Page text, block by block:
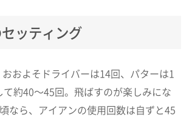
ッティング
およそドライバーは14回、パターは1
約40～45回。飛ばすのが楽しみにな
なら、アイアンの使用回数は自ずと45